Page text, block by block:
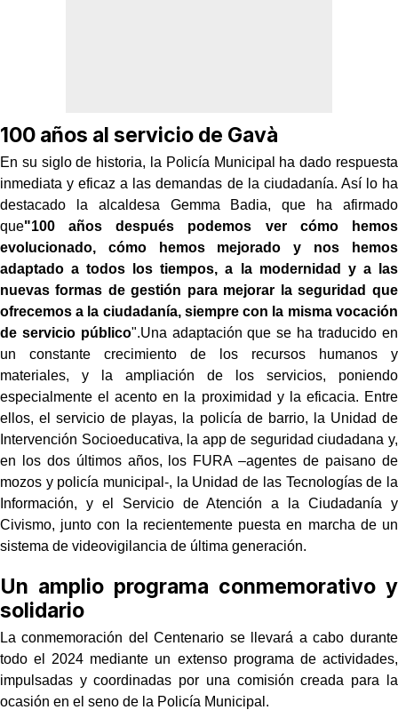
100 años al servicio de Gavà
En su siglo de historia, la Policía Municipal ha dado respuesta
inmediata y eficaz a las demandas de la ciudadanía. Así lo ha
destacado la alcaldesa Gemma Badia, que ha afirmado
que"100 años después podemos ver cómo hemos
evolucionado, cómo hemos mejorado y nos hemos
adaptado a todos los tiempos, a la modernidad y a las
nuevas formas de gestión para mejorar la seguridad que
ofrecemos a la ciudadanía, siempre con la misma vocación
de servicio público".Una adaptación que se ha traducido en
un constante crecimiento de los recursos humanos y
materiales, y la ampliación de los servicios, poniendo
especialmente el acento en la proximidad y la eficacia. Entre
ellos, el servicio de playas, la policía de barrio, la Unidad de
Intervención Socioeducativa, la app de seguridad ciudadana y,
en los dos últimos años, los FURA –agentes de paisano de
mozos y policía municipal-, la Unidad de las Tecnologías de la
Información, y el Servicio de Atención a la Ciudadanía y
Civismo, junto con la recientemente puesta en marcha de un
sistema de videovigilancia de última generación.
Un amplio programa conmemorativo y
solidario
La conmemoración del Centenario se llevará a cabo durante
todo el 2024 mediante un extenso programa de actividades,
impulsadas y coordinadas por una comisión creada para la
ocasión en el seno de la Policía Municipal.